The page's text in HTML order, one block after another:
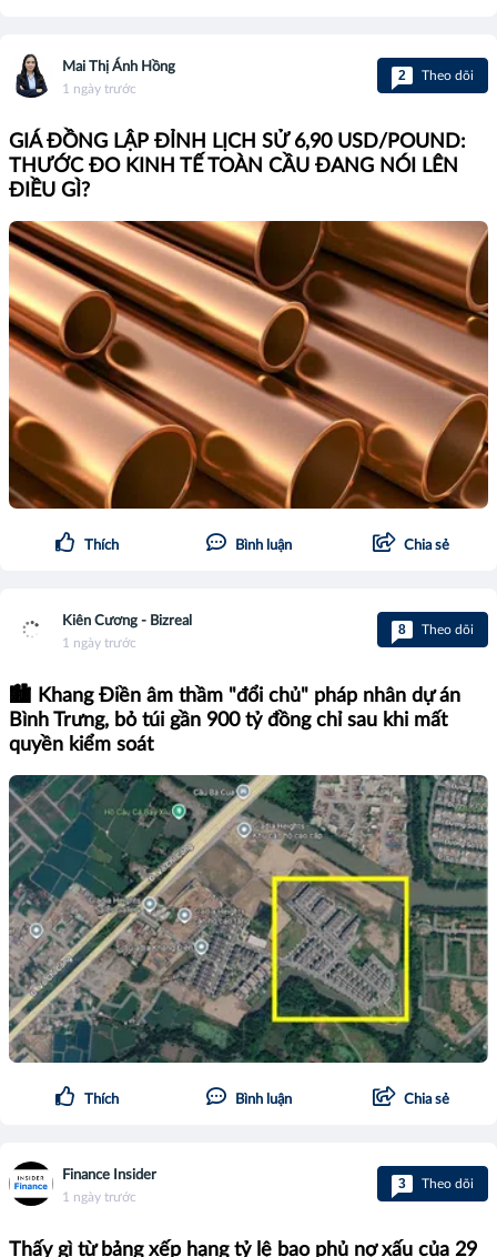
Mai Thị Ánh Hồng
1 ngày trước
2 Theo dõi
GIÁ ĐỒNG LẬP ĐỈNH LỊCH SỬ 6,90 USD/POUND:
THƯỚC ĐO KINH TẾ TOÀN CẦU ĐANG NÓI LÊN
ĐIỀU GÌ?
Thích Bình luận Chia sẻ
Kiên Cương - Bizreal
1 ngày trước
8 Theo dõi
🏙️ Khang Điền âm thầm "đổi chủ" pháp nhân dự án
Bình Trưng, bỏ túi gần 900 tỷ đồng chỉ sau khi mất
quyền kiểm soát
Thích Bình luận Chia sẻ
Finance Insider
1 ngày trước
3 Theo dõi
Thấy gì từ bảng xếp hạng tỷ lệ bao phủ nợ xấu của 29